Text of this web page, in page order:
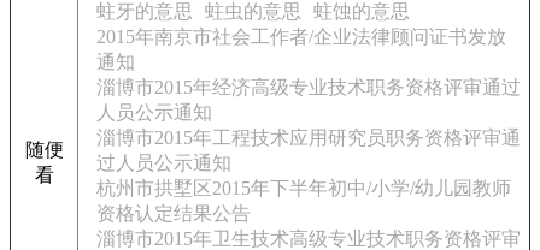
随便
看
蛀牙的意思
蛀虫的意思
蛀蚀的意思
2015年南京市社会工作者/企业法律顾问证书发放
通知
淄博市2015年经济高级专业技术职务资格评审通过
人员公示通知
淄博市2015年工程技术应用研究员职务资格评审通
过人员公示通知
杭州市拱墅区2015年下半年初中/小学/幼儿园教师
资格认定结果公告
淄博市2015年卫生技术高级专业技术职务资格评审